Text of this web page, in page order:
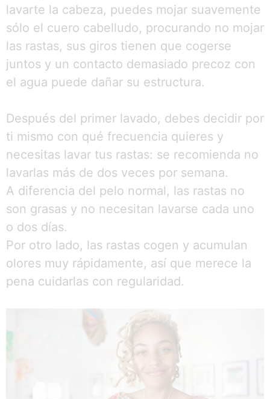
lavarte la cabeza, puedes mojar suavemente
sólo el cuero cabelludo, procurando no mojar
las rastas, sus giros tienen que cogerse
juntos y un contacto demasiado precoz con
el agua puede dañar su estructura.
Después del primer lavado, debes decidir por
ti mismo con qué frecuencia quieres y
necesitas lavar tus rastas: se recomienda no
lavarlas más de dos veces por semana.
A diferencia del pelo normal, las rastas no
son grasas y no necesitan lavarse cada uno
o dos días.
Por otro lado, las rastas cogen y acumulan
olores muy rápidamente, así que merece la
pena cuidarlas con regularidad.